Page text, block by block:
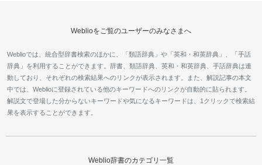
Weblioをご覧のユーザーのみなさまへ
Weblioでは、統合型辞書検索のほかに、「類語辞典」や「英和・和英辞典」、「手話
辞典」を利用することができます。辞書、類語辞典、英和・和英辞典、手話辞典は連
動しており、それぞれの検索結果へのリンクが表示されます。また、解説記事の本文
中では、Weblioに登録されている他のキーワードへのリンクが自動的に貼られます。
解説文で登場した分からないキーワードや気になるキーワードは、1クリックで検索結
果を表示することができます。
Weblio辞書のカテゴリ一覧